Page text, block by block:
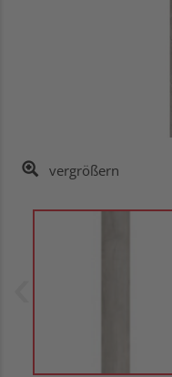
vergrößern